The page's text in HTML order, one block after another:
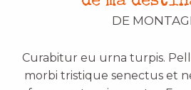
DE
Curabitur eu urna turpis.
morbi tristique senectus et